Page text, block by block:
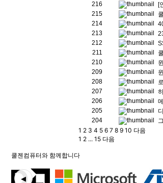
몬스터헌터 와일즈
프로게이머 PC
크리
AI 워
몬스터헌터 와일즈
프로게이머 PC
크리에이터PC
AI 워크스테이션
AMD 시너지
반조립 세트
기타 장치
소프트웨어
튜닝용품
유무선 네트워크
프린터/복합기
216
[
215
214
213
212
211
210
209
208
207
206
205
204
1 2 3 4 5 6 7 8 9 10 다음
1 2 ... 15 다음
쿨젠컴퓨터와 함께합니다
◀